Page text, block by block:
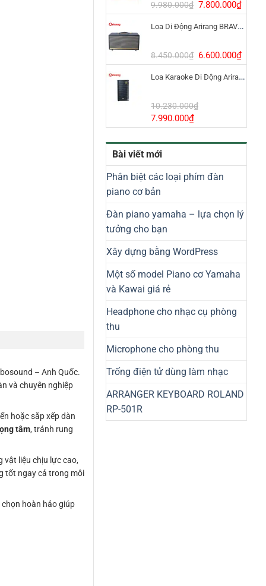
8.800.000₫.
9.980.000₫ Giá
gốc
là:
7.800.000₫Giá
hiện
tại
Loa Di Động Arirang BRAVO 8 800W Có Micro
8.450.000₫ Giá
gốc
là:
6.600.000₫Giá
hiện
tại
Loa Karaoke Di Động Arirang EDGE-X Model I
10.230.000₫
Giá
gốc
là:
10.230.000₫.
7.990.000₫Giá
hiện
tại
7.990.000₫.
Bài viết mới
Phân biệt các loại phím đàn
piano cơ bản
Đàn piano yamaha – lựa chọn lý
tưởng cho bạn
Xây dựng bằng WordPress
Một số model Piano cơ Yamaha
và Kawai giá rẻ
Headphone cho nhạc cụ phòng
thu
Microphone cho phòng thu
Trống điện tử dùng làm nhạc
ARRANGER KEYBOARD ROLAND
RP-501R
– Anh Quốc.
và chuyên nghiệp
hoặc sắp xếp dàn
tâm, tránh rung
vật liệu chịu lực cao,
tốt ngay cả trong môi
hoàn hảo giúp